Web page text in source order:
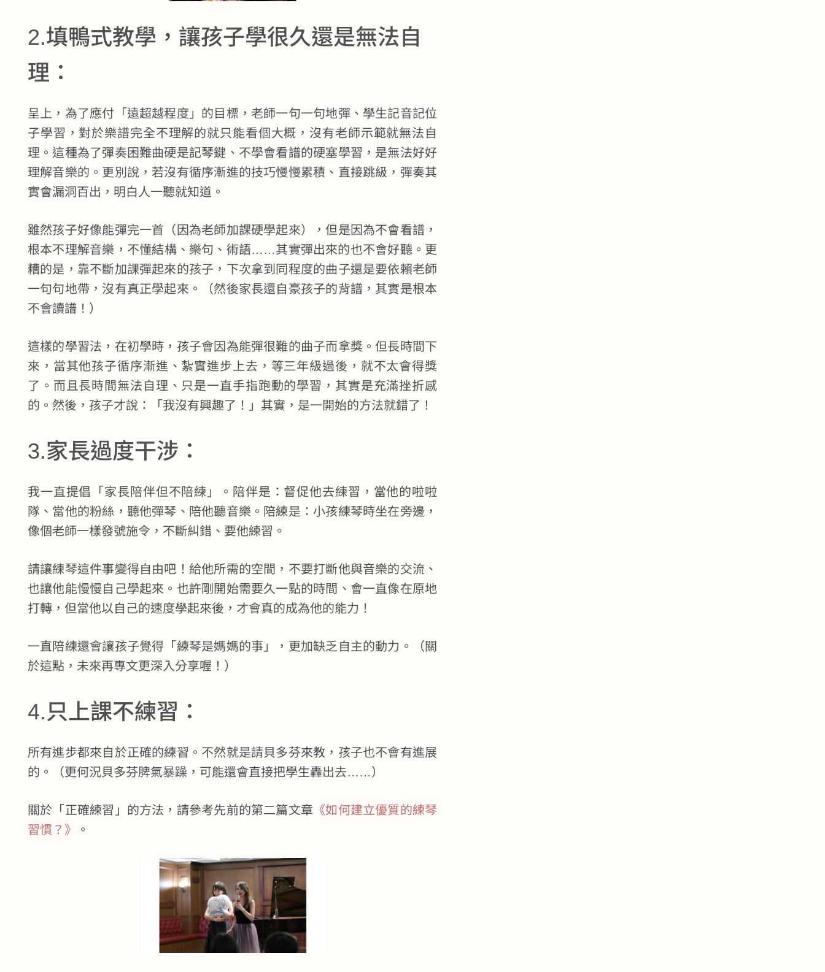
2.填鴨式教學，讓孩子學很久還是無法自
理：
呈上，為了應付「遠超越程度」的目標，老師一句一句地彈、學生記音記位
子學習，對於樂譜完全不理解的就只能看個大概，沒有老師示範就無法自
理。這種為了彈奏困難曲硬是記琴鍵、不學會看譜的硬塞學習，是無法好好
理解音樂的。更別說，若沒有循序漸進的技巧慢慢累積、直接跳級，彈奏其
實會漏洞百出，明白人一聽就知道。
雖然孩子好像能彈完一首（因為老師加課硬學起來），但是因為不會看譜，
根本不理解音樂，不懂結構、樂句、術語……其實彈出來的也不會好聽。更
糟的是，靠不斷加課彈起來的孩子，下次拿到同程度的曲子還是要依賴老師
一句句地帶，沒有真正學起來。（然後家長還自豪孩子的背譜，其實是根本
不會讀譜！）
這樣的學習法，在初學時，孩子會因為能彈很難的曲子而拿獎。但長時間下
來，當其他孩子循序漸進、紮實進步上去，等三年級過後，就不太會得獎
了。而且長時間無法自理、只是一直手指跑動的學習，其實是充滿挫折感
的。然後，孩子才說：「我沒有興趣了！」其實，是一開始的方法就錯了！
3.家長過度干涉：
我一直提倡「家長陪伴但不陪練」。陪伴是：督促他去練習，當他的啦啦
隊、當他的粉絲，聽他彈琴、陪他聽音樂。陪練是：小孩練琴時坐在旁邊，
像個老師一樣發號施令，不斷糾錯、要他練習。
請讓練琴這件事變得自由吧！給他所需的空間，不要打斷他與音樂的交流、
也讓他能慢慢自己學起來。也許剛開始需要久一點的時間、會一直像在原地
打轉，但當他以自己的速度學起來後，才會真的成為他的能力！
一直陪練還會讓孩子覺得「練琴是媽媽的事」，更加缺乏自主的動力。（關
於這點，未來再專文更深入分享喔！）
4.只上課不練習：
所有進步都來自於正確的練習。不然就是請貝多芬來教，孩子也不會有進展
的。（更何況貝多芬脾氣暴躁，可能還會直接把學生轟出去……）
關於「正確練習」的方法，請參考先前的第二篇文章 《如何建立優質的練琴
習慣？》
。